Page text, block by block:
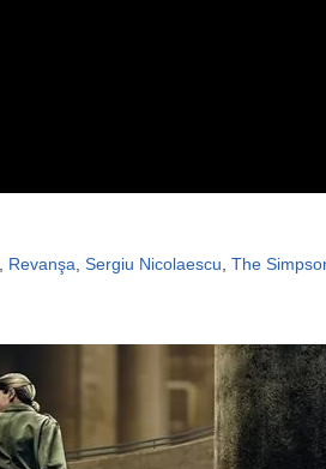
Revanşa Sergiu Nicolaescu The